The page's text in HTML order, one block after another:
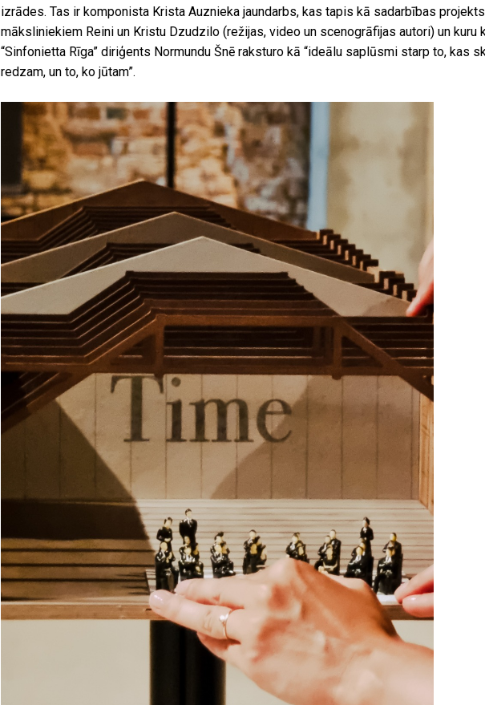
izrādes. Tas ir komponista Krista Auznieka jaundarbs, kas tapis kā sadarbības
māksliniekiem Reini un Kristu Dzudzilo (režijas, video un scenogrāfijas autori) un kuru
“Sinfonietta Rīga” diriģents Normundu Šnē raksturo kā “ideālu saplūsmi starp to, kas
redzam, un to, ko jūtam”.